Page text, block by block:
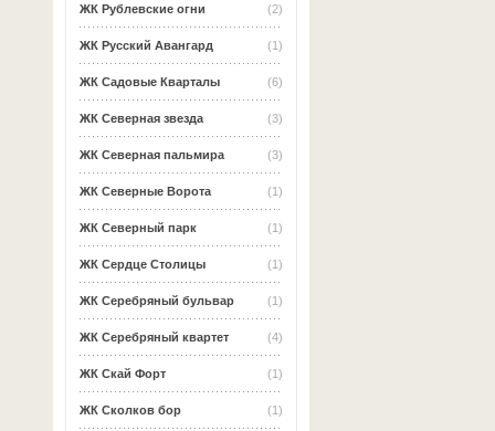
(2)
ЖК Рублевские огни
(1)
ЖК Русский Авангард
(6)
ЖК Садовые Кварталы
(3)
ЖК Северная звезда
(3)
ЖК Северная пальмира
(1)
ЖК Северные Ворота
(1)
ЖК Северный парк
(1)
ЖК Сердце Столицы
(1)
ЖК Серебряный бульвар
(4)
ЖК Серебряный квартет
(1)
ЖК Скай Форт
(1)
ЖК Сколков бор